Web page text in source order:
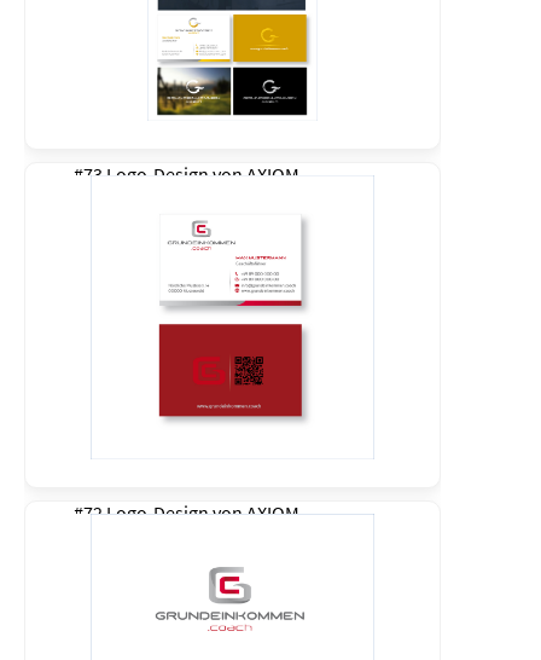
#73 Logo-Design von AXIOM
#72 Logo-Design vonAXIOM